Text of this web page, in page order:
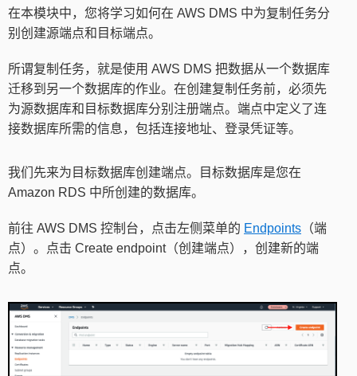
在本模块中，您将学习如何在 AWS DMS 中为复制任务分
别创建源端点和目标端点。
所谓复制任务，就是使用 AWS DMS 把数据从一个数据库
迁移到另一个数据库的作业。在创建复制任务前，必须先
为源数据库和目标数据库分别注册端点。端点中定义了连
接数据库所需的信息，包括连接地址、登录凭证等。
我们先来为目标数据库创建端点。目标数据库是您在
Amazon RDS 中所创建的数据库。
前往 AWS DMS 控制台，点击左侧菜单的 Endpoints （端
点）。点击 Create endpoint（创建端点），创建新的端
点。